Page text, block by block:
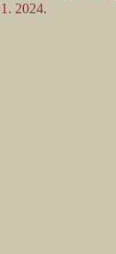
2024.